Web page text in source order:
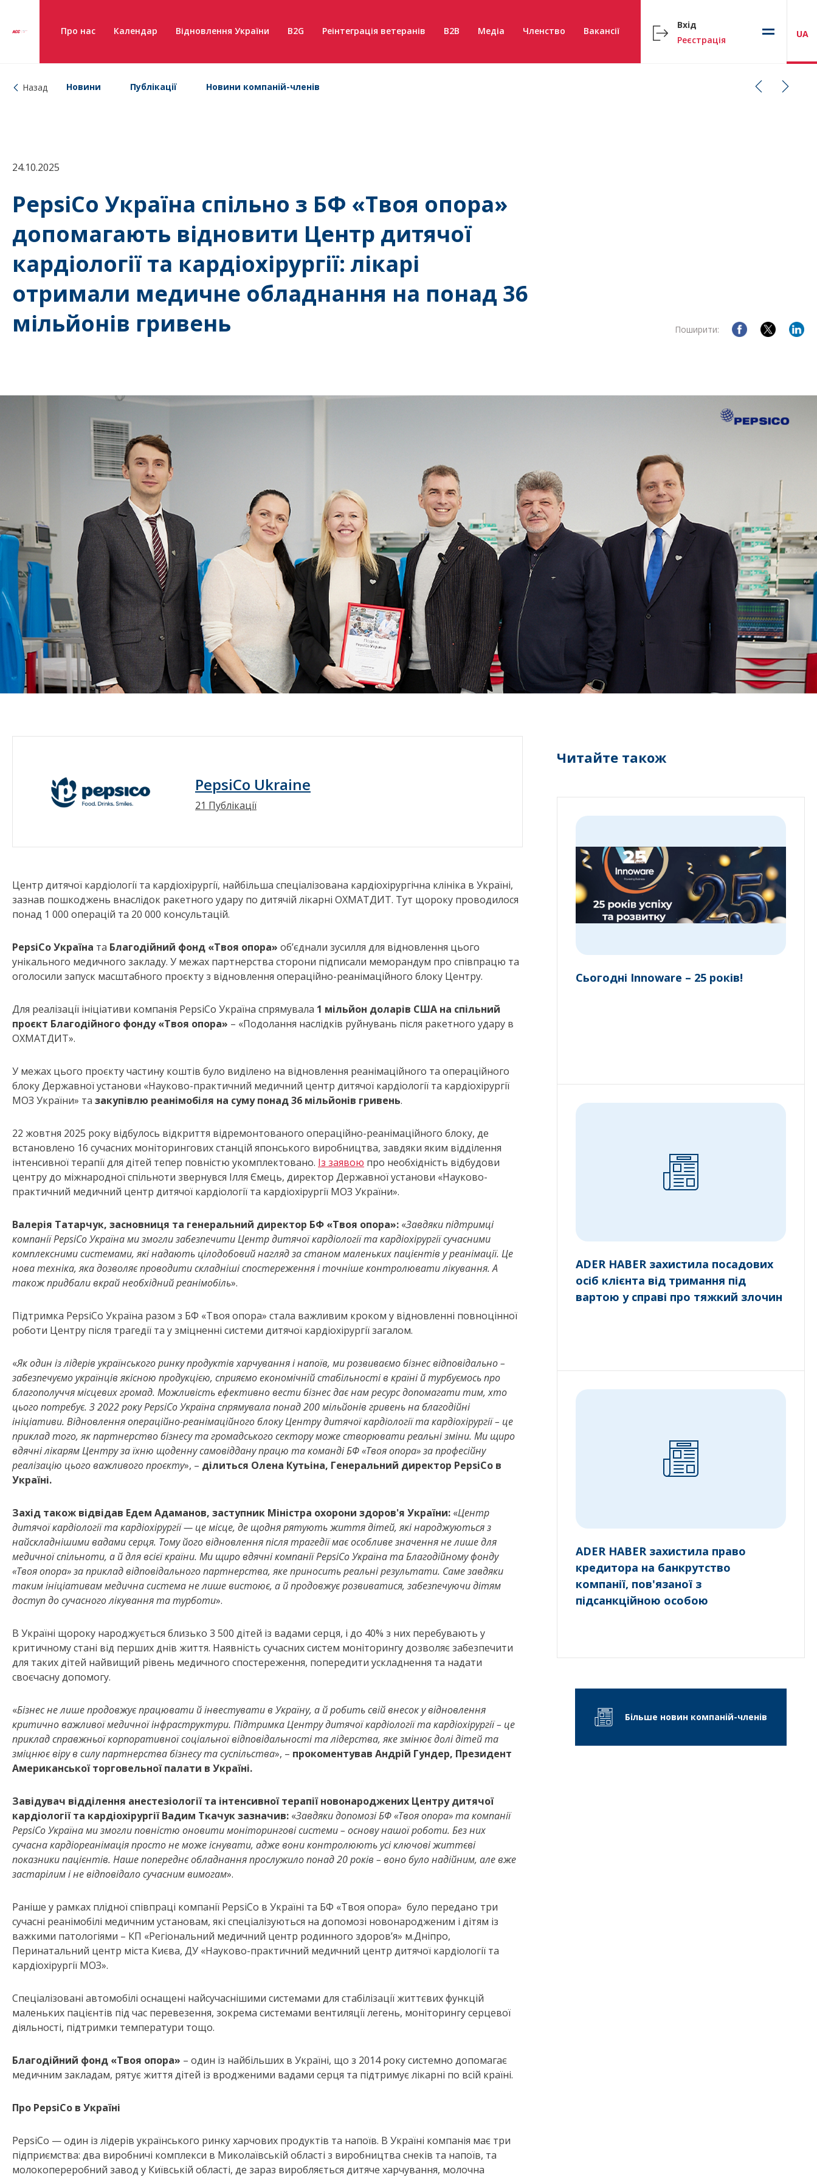
Про нас Календар Відновлення України B2G Реінтеграція ветеранів B2B Медіа Членство Вакансії
Вхід
Реєстрація
UA
Назад Новини Публікації Новини компаній-членів
24.10.2025
PepsiCo Україна спільно з БФ «Твоя опора»
допомагають відновити Центр дитячої
кардіології та кардіохірургії: лікарі
отримали медичне обладнання на понад 36
мільйонів гривень
Поширити:
PepsiCo Ukraine
21 Публікації
Центр дитячої кардіології та кардіохірургії, найбільша спеціалізована кардіохірургічна клініка в Україні,
зазнав пошкоджень внаслідок ракетного удару по дитячій лікарні ОХМАТДИТ. Тут щороку проводилося
понад 1 000 операцій та 20 000 консультацій.
PepsiCo Україна та Благодійний фонд «Твоя опора» об’єднали зусилля для відновлення цього
унікального медичного закладу. У межах партнерства сторони підписали меморандум про співпрацю та
оголосили запуск масштабного проєкту з відновлення операційно-реанімаційного блоку Центру.
Для реалізації ініціативи компанія PepsiCo Україна спрямувала 1 мільйон доларів США на спільний
проєкт Благодійного фонду «Твоя опора» – «Подолання наслідків руйнувань після ракетного удару в
ОХМАТДИТ».
У межах цього проєкту частину коштів було виділено на відновлення реанімаційного та операційного
блоку Державної установи «Науково-практичний медичний центр дитячої кардіології та кардіохірургії
МОЗ України» та закупівлю реанімобіля на суму понад 36 мільйонів гривень.
22 жовтня 2025 року відбулось відкриття відремонтованого операційно-реанімаційного блоку, де
встановлено 16 сучасних моніторингових станцій японського виробництва, завдяки яким відділення
інтенсивної терапії для дітей тепер повністю укомплектовано. Із заявою про необхідність відбудови
центру до міжнародної спільноти звернувся Ілля Ємець, директор Державної установи «Науково-
практичний медичний центр дитячої кардіології та кардіохірургії МОЗ України».
Валерія Татарчук, засновниця та генеральний директор БФ «Твоя опора»: «Завдяки підтримці
компанії PepsiCo Україна ми змогли забезпечити Центр дитячої кардіології та кардіохірургії сучасними
комплексними системами, які надають цілодобовий нагляд за станом маленьких пацієнтів у реанімації. Це
нова техніка, яка дозволяє проводити складніші спостереження і точніше контролювати лікування. А
також придбали вкрай необхідний реанімобіль».
Підтримка PepsiCo Україна разом з БФ «Твоя опора» стала важливим кроком у відновленні повноцінної
роботи Центру після трагедії та у зміцненні системи дитячої кардіохірургії загалом.
«Як один із лідерів українського ринку продуктів харчування і напоїв, ми розвиваємо бізнес відповідально –
забезпечуємо українців якісною продукцією, сприяємо економічній стабільності в країні й турбуємось про
благополуччя місцевих громад. Можливість ефективно вести бізнес дає нам ресурс допомагати тим, хто
цього потребує. З 2022 року PepsiCo Україна спрямувала понад 200 мільйонів гривень на благодійні
ініціативи. Відновлення операційно-реанімаційного блоку Центру дитячої кардіології та кардіохірургії – це
приклад того, як партнерство бізнесу та громадського сектору може створювати реальні зміни. Ми щиро
вдячні лікарям Центру за їхню щоденну самовіддану працю та команді БФ «Твоя опора» за професійну
реалізацію цього важливого проєкту», – ділиться Олена Кутьіна, Генеральний директор PepsiCo в
Україні.
Захід також відвідав Едем Адаманов, заступник Міністра охорони здоров'я України: «Центр
дитячої кардіології та кардіохірургії — це місце, де щодня рятують життя дітей, які народжуються з
найскладнішими вадами серця. Тому його відновлення після трагедії має особливе значення не лише для
медичної спільноти, а й для всієї країни. Ми щиро вдячні компанії PepsiCo Україна та Благодійному фонду
«Твоя опора» за приклад відповідального партнерства, яке приносить реальні результати. Саме завдяки
таким ініціативам медична система не лише вистоює, а й продовжує розвиватися, забезпечуючи дітям
доступ до сучасного лікування та турботи».
В Україні щороку народжується близько 3 500 дітей із вадами серця, і до 40% з них перебувають у
критичному стані від перших днів життя. Наявність сучасних систем моніторингу дозволяє забезпечити
для таких дітей найвищий рівень медичного спостереження, попередити ускладнення та надати
своєчасну допомогу.
«Бізнес не лише продовжує працювати й інвестувати в Україну, а й робить свій внесок у відновлення
критично важливої медичної інфраструктури. Підтримка Центру дитячої кардіології та кардіохірургії – це
приклад справжньої корпоративної соціальної відповідальності та лідерства, яке змінює долі дітей та
зміцнює віру в силу партнерства бізнесу та суспільства», – прокоментував Андрій Гундер, Президент
Американської торговельної палати в Україні.
Завідувач відділення анестезіології та інтенсивної терапії новонароджених Центру дитячої
кардіології та кардіохірургії Вадим Ткачук зазначив: «Завдяки допомозі БФ «Твоя опора» та компанії
PepsiCo Україна ми змогли повністю оновити моніторингові системи – основу нашої роботи. Без них
сучасна кардіореанімація просто не може існувати, адже вони контролюють усі ключові життєві
показники пацієнтів. Наше попереднє обладнання прослужило понад 20 років – воно було надійним, але вже
застарілим і не відповідало сучасним вимогам».
Раніше у рамках плідної співпраці компанії PepsiCo в Україні та БФ «Твоя опора» було передано три
сучасні реанімобілі медичним установам, які спеціалізуються на допомозі новонародженим і дітям із
важкими патологіями – КП «Регіональний медичний центр родинного здоров’я» м.Дніпро,
Перинатальний центр міста Києва, ДУ «Науково-практичний медичний центр дитячої кардіології та
кардіохірургії МОЗ».
Спеціалізовані автомобілі оснащені найсучаснішими системами для стабілізації життєвих функцій
маленьких пацієнтів під час перевезення, зокрема системами вентиляції легень, моніторингу серцевої
діяльності, підтримки температури тощо.
Благодійний фонд «Твоя опора» – один із найбільших в Україні, що з 2014 року системно допомагає
медичним закладам, рятує життя дітей із вродженими вадами серця та підтримує лікарні по всій країні.
Про PepsiCo в Україні
PepsiСo — один із лідерів українського ринку харчових продуктів та напоїв. В Україні компанія має три
підприємства: два виробничі комплекси в Миколаївській області з виробництва снеків та напоїв, та
молокопереробний завод у Київській області, де зараз виробляється дитяче харчування, молочна
Читайте також
Сьогодні Innoware – 25 років!
ADER HABER захистила посадових
осіб клієнта від тримання під
вартою у справі про тяжкий злочин
ADER HABER захистила право
кредитора на банкрутство
компанії, пов'язаної з
підсанкційною особою
Більше новин компаній-членів